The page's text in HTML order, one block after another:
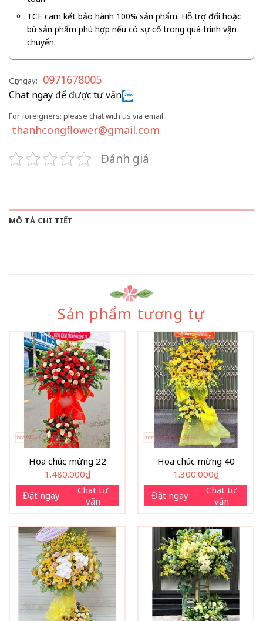
TCF cam kết bảo hành 100% sản phẩm. Hỗ trợ đổi hoặc
bù sản phẩm phù hợp nếu có sự cố trong quá trình vận
chuyển.
Gọi ngay: 0971678005
Chat ngay để được tư vấn
For foreigners: please chat with us via email:
thanhcongflower@gmail.com
Đánh giá
MÔ TẢ CHI TIẾT
Sản phẩm tương tự
Hoa chúc mừng 22
1.480.000₫
Đặt ngay
Chat tư
vấn
Hoa chúc mừng 40
1.300.000₫
Đặt ngay
Chat tư
vấn